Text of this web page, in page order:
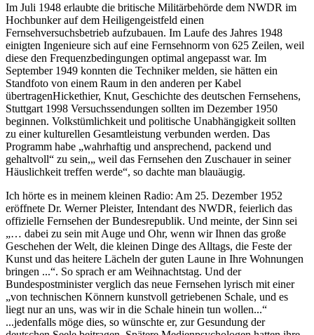
Im Juli 1948 erlaubte die britische Militärbehörde dem NWDR im
Hochbunker auf dem Heiligengeistfeld einen
Fernsehversuchsbetrieb aufzubauen. Im Laufe des Jahres 1948
einigten Ingenieure sich auf eine Fernsehnorm von 625 Zeilen, weil
diese den Frequenzbedingungen optimal angepasst war. Im
September 1949 konnten die Techniker melden, sie hätten ein
Standfoto von einem Raum in den anderen per Kabel
übertragenHickethier, Knut, Geschichte des deutschen Fernsehens,
Stuttgart 1998 Versuchssendungen sollten im Dezember 1950
beginnen. Volkstümlichkeit und politische Unabhängigkeit sollten
zu einer kulturellen Gesamtleistung verbunden werden. Das
Programm habe
wahrhaftig und ansprechend, packend und
gehaltvoll
zu sein,
weil das Fernsehen den Zuschauer in seiner
Häuslichkeit treffen werde , so dachte man blauäugig.
Ich hörte es in meinem kleinen Radio: Am 25. Dezember 1952
eröffnete Dr. Werner Pleister, Intendant des NWDR, feierlich das
offizielle Fernsehen der Bundesrepublik. Und meinte, der Sinn sei
… dabei zu sein mit Auge und Ohr, wenn wir Ihnen das große
Geschehen der Welt, die kleinen Dinge des Alltags, die Feste der
Kunst und das heitere Lächeln der guten Laune in Ihre Wohnungen
bringen ... . So sprach er am Weihnachtstag. Und der
Bundespostminister verglich das neue Fernsehen lyrisch mit einer
von technischen Könnern kunstvoll getriebenen Schale, und es
liegt nur an uns, was wir in die Schale hinein tun wollen...
...jedenfalls möge dies, so wünschte er, zur Gesundung der